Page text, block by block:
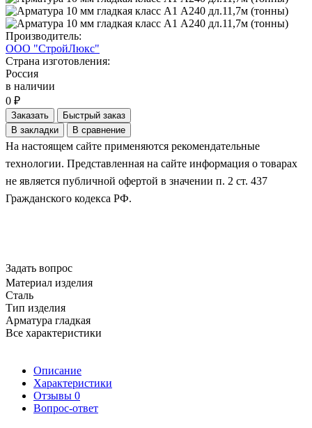
Производитель:
ООО "СтройЛюкс"
Страна изготовления:
Россия
в наличии
0 ₽
Заказать
Быстрый заказ
В закладки
В сравнение
На настоящем сайте применяются рекомендательные
технологии. Представленная на сайте информация о товарах
не является публичной офертой в значении п. 2 ст. 437
Гражданского кодекса РФ.
Задать вопрос
Материал изделия
Сталь
Тип изделия
Арматура гладкая
Все характеристики
Описание
Характеристики
Отзывы 0
Вопрос-ответ